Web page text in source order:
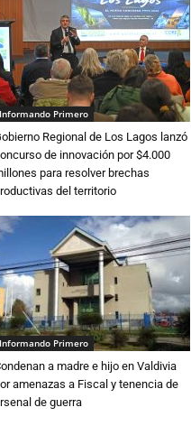
Informando Primero
Regional de Los Lagos lanzó
de innovación por $4.000
para resolver brechas
del territorio
Informando Primero
a madre e hijo en Valdivia
amenazas a Fiscal y tenencia de
de guerra